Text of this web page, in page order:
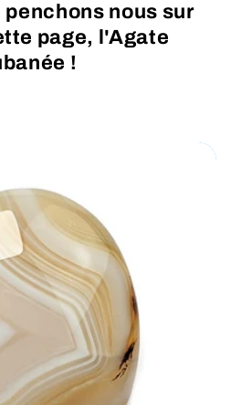
nous sur
page, l'Agate
!